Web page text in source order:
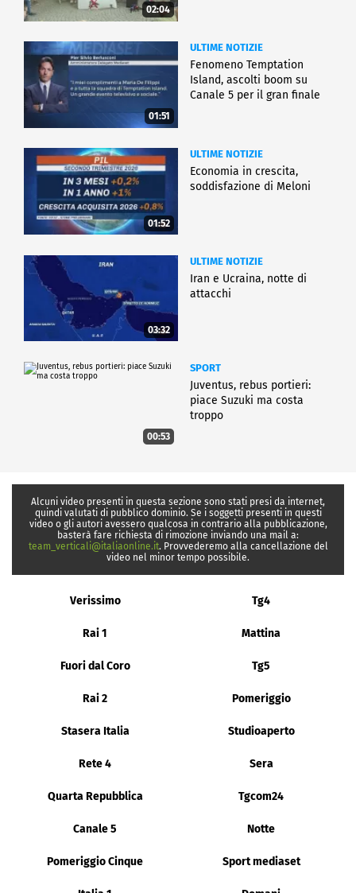
02:04
01:51
ULTIME NOTIZIE
Fenomeno Temptation
Island, ascolti boom su
Canale 5 per il gran finale
01:52
ULTIME NOTIZIE
Economia in crescita,
soddisfazione di Meloni
03:32
ULTIME NOTIZIE
Iran e Ucraina, notte di
attacchi
00:53
SPORT
Juventus, rebus portieri:
piace Suzuki ma costa
troppo
Alcuni video presenti in questa sezione sono stati presi da internet,
quindi valutati di pubblico dominio. Se i soggetti presenti in questi
video o gli autori avessero qualcosa in contrario alla pubblicazione,
basterà fare richiesta di rimozione inviando una mail a:
team_verticali@italiaonline.it. Provvederemo alla cancellazione del
video nel minor tempo possibile.
Verissimo Tg4
Rai 1 Mattina
Fuori dal Coro Tg5
Rai 2 Pomeriggio
Stasera Italia Studioaperto
Rete 4 Sera
Quarta Repubblica Tgcom24
Canale 5 Notte
Pomeriggio Cinque Sport mediaset